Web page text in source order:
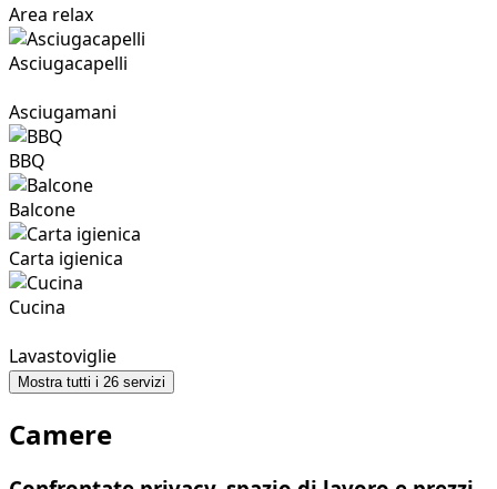
Area relax
Asciugacapelli
Asciugamani
BBQ
Balcone
Carta igienica
Cucina
Lavastoviglie
Mostra tutti i 26 servizi
Camere